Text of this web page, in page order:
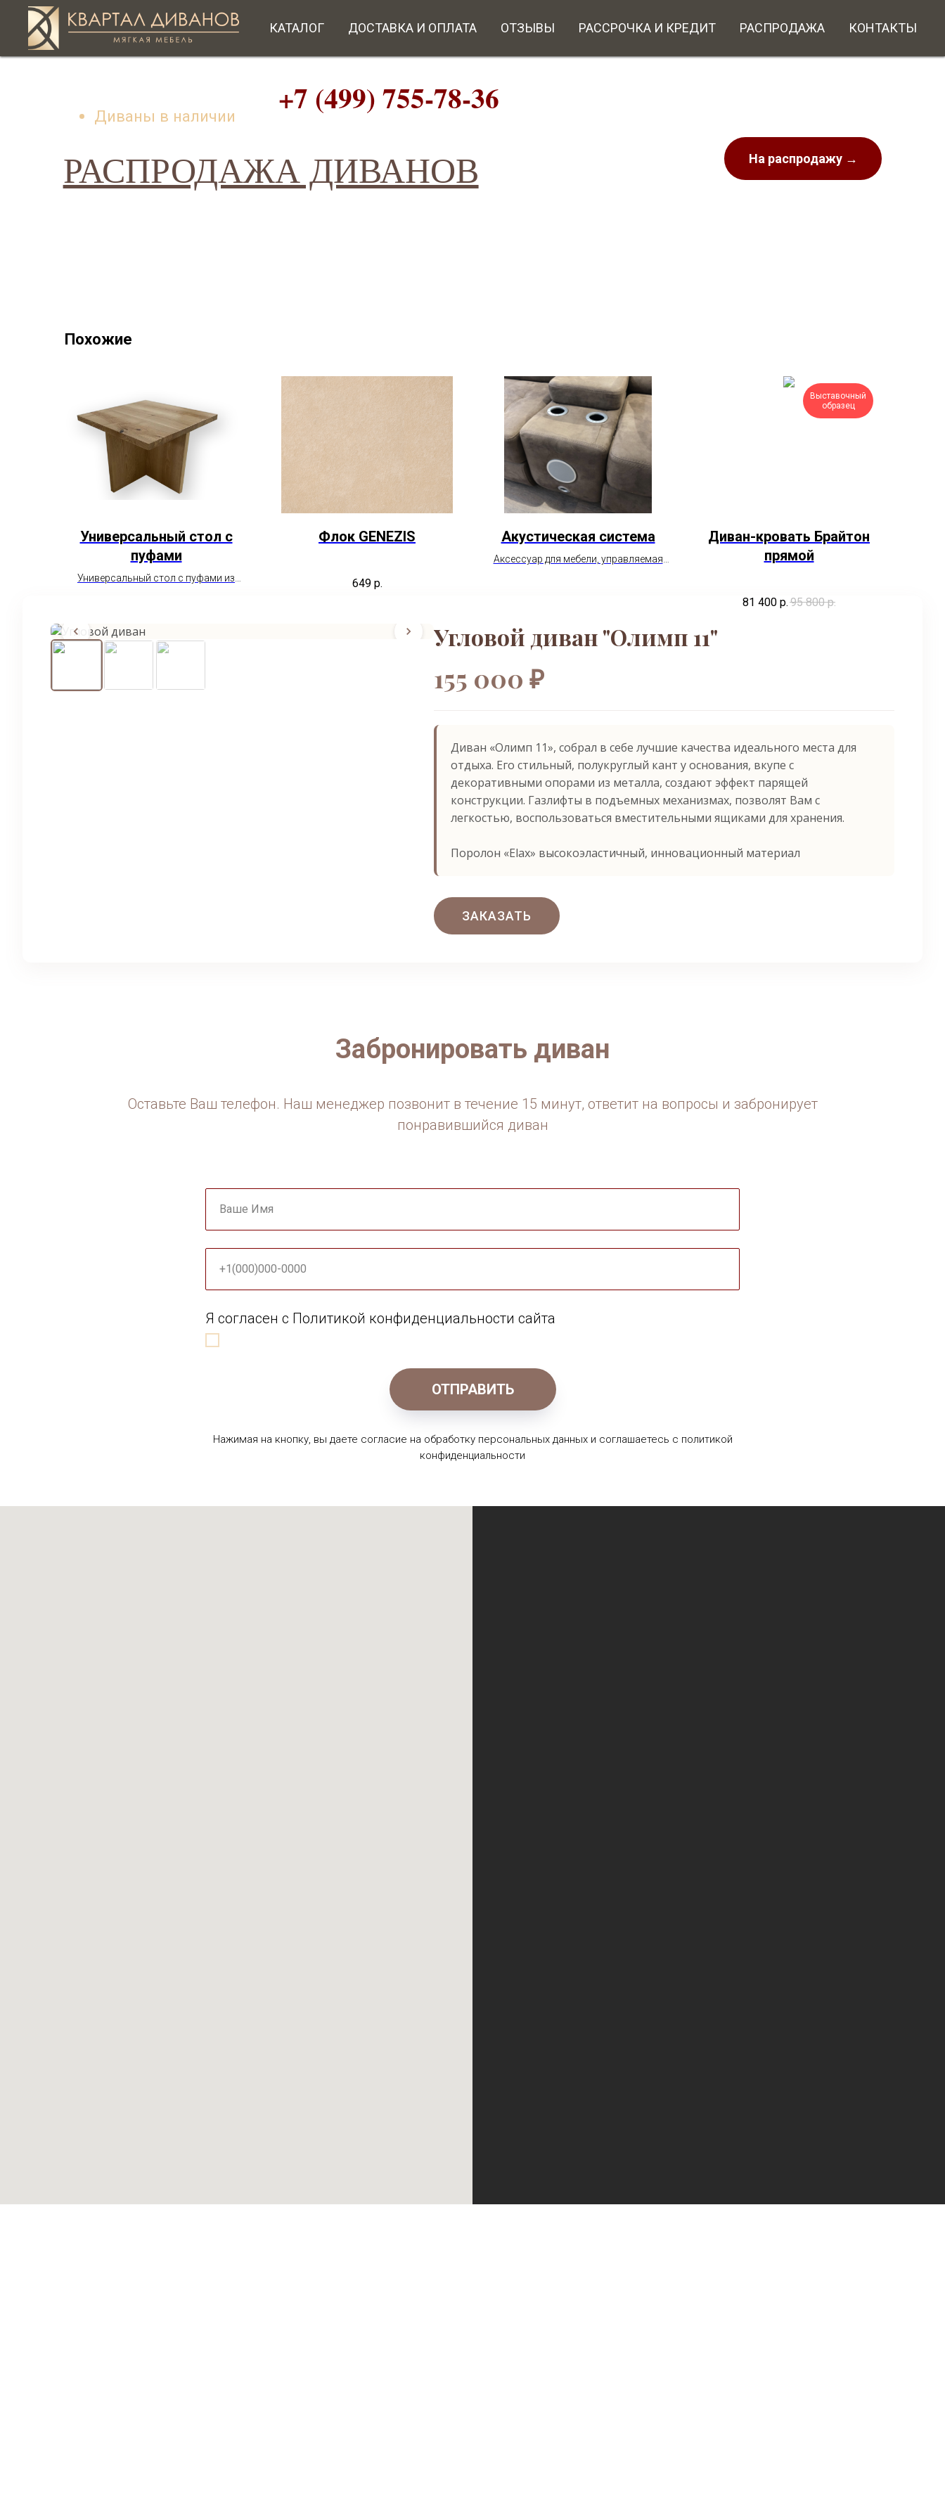
КАТАЛОГ ДОСТАВКА И ОПЛАТА ОТЗЫВЫ РАССРОЧКА И КРЕДИТ РАСПРОДАЖА КОНТАКТЫ
РАСПРОДАЖА ДИВАНОВ На распродажу →
+7 (499) 755-78-36
Похожие
Универсальный стол с
пуфами
Универсальный стол с пуфами из
Флок GENEZIS
649 р.
Акустическая система
Аксессуар для мебели, управляемая
Выставочный
образец
Диван-кровать Брайтон
прямой
81 400 р.95 800 р.
Угловой диван "Олимп 11"
155 000 ₽
Диван «Олимп 11», собрал в себе лучшие качества идеального места для
отдыха. Его стильный, полукруглый кант у основания, вкупе с
декоративными опорами из металла, создают эффект парящей
конструкции. Газлифты в подъемных механизмах, позволят Вам с
легкостью, воспользоваться вместительными ящиками для хранения.
Поролон «Elax» высокоэластичный, инновационный материал
ЗАКАЗАТЬ
Забронировать диван
Оставьте Ваш телефон. Наш менеджер позвонит в течение 15 минут, ответит на вопросы и забронирует
понравившийся диван
Ваше Имя
+1(000)000-0000
Я согласен с Политикой конфиденциальности сайта
ОТПРАВИТЬ
Нажимая на кнопку, вы даете согласие на обработку персональных данных и соглашаетесь c политикой
конфиденциальности